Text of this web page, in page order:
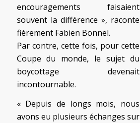
encouragements faisaient
souvent la différence », raconte
fièrement Fabien Bonnel.
Par contre, cette fois, pour cette
Coupe du monde, le sujet du
boycottage devenait
incontournable.
« Depuis de longs mois, nous
avons eu plusieurs échanges sur